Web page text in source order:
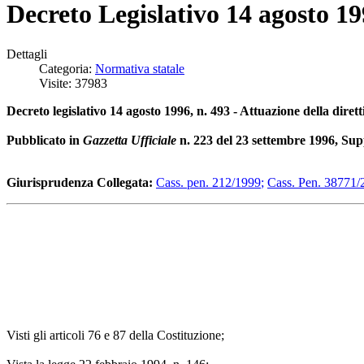
Decreto Legislativo 14 agosto
Dettagli
Categoria: Normativa statale
Visite: 37983
Decreto legislativo 14 agosto 1996, n. 493 - Attuazione della
Pubblicato in Gazzetta Ufficiale n. 223 del 23 settembre 1996,
Giurisprudenza Collegata: Cass. pen. 212/1999; Cass. Pen. 38771/
Visti gli articoli 76 e 87 della Costituzione;